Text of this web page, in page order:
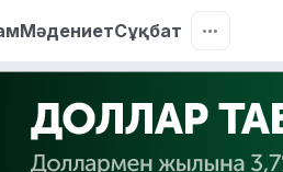
МәдениетСұқбат